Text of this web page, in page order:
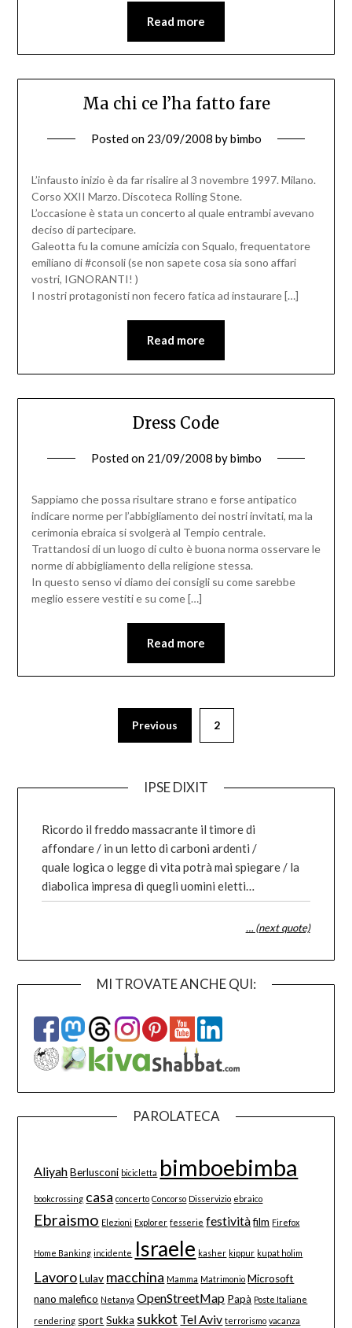
Read more
Ma chi ce l’ha fatto fare
Posted on 23/09/2008 bybimbo
L’infausto inizio è da far risalire al 3 novembre 1997. Milano.
Corso XXII Marzo. Discoteca Rolling Stone.
L’occasione è stata un concerto al quale entrambi avevano
deciso di partecipare.
Galeotta fu la comune amicizia con Squalo, frequentatore
emiliano di #consoli (se non sapete cosa sia sono affari
vostri, IGNORANTI! )
I nostri protagonisti non fecero fatica ad instaurare […]
Read more
Dress Code
Posted on 21/09/2008 bybimbo
Sappiamo che possa risultare strano e forse antipatico
indicare norme per l’abbigliamento dei nostri invitati, ma la
cerimonia ebraica si svolgerà al Tempio centrale.
Trattandosi di un luogo di culto è buona norma osservare le
norme di abbigliamento della religione stessa.
In questo senso vi diamo dei consigli su come sarebbe
meglio essere vestiti e su come […]
Read more
Previous 2
IPSE DIXIT
Ricordo il freddo massacrante il timore di
affondare / in un letto di carboni ardenti /
quale logica o legge di vita potrà mai spiegare / la
diabolica impresa di quegli uomini eletti…
… (next quote)
MI TROVATE ANCHE QUI:
PAROLATECA
Aliyah Berlusconi bicicletta bimboebimba
bookcrossing casa concerto Concorso Disservizio ebraico
Ebraismo Elezioni Explorer fesserie festività film Firefox
Home Banking incidente Israele kasher kippur kupat holim
Lavoro Lulav macchina Mamma Matrimonio Microsoft
nano malefico Netanya OpenStreetMap Papà Poste Italiane
rendering sport Sukka sukkot Tel Aviv terrorismo vacanza